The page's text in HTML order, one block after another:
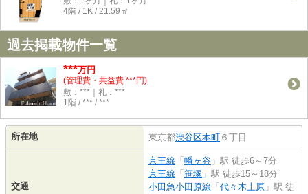
4階 / 1K / 21.59㎡
過去掲載物件一覧
***万円
(管理費・共益費 ***円)
敷：***｜礼：***
1階 / *** / ***
所在地 東京都渋谷区本町 ６丁目
交通
京王線 「 幡ヶ谷 」駅 徒歩6～7分
京王線 「 笹塚 」駅 徒歩15～18分
小田急小田原線 「 代々木上原 」駅 徒